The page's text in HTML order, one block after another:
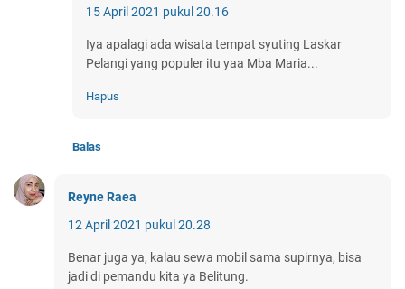
15 April 2021 pukul 20.16
Iya apalagi ada wisata tempat syuting Laskar
Pelangi yang populer itu yaa Mba Maria...
Hapus
Balas
Reyne Raea
12 April 2021 pukul 20.28
Benar juga ya, kalau sewa mobil sama supirnya, bisa
jadi di pemandu kita ya Belitung.